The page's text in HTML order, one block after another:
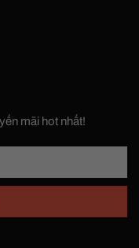
mãi hot nhất!